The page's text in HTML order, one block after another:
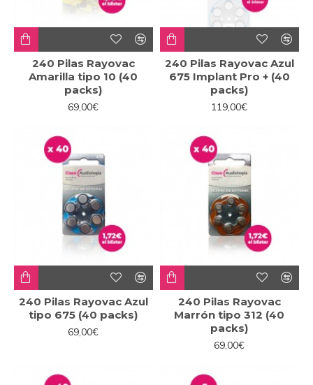
240 Pilas Rayovac
Amarilla tipo 10 (40
packs)
69,00€
240 Pilas Rayovac Azul
675 Implant Pro + (40
packs)
119,00€
240 Pilas Rayovac Azul
tipo 675 (40 packs)
69,00€
240 Pilas Rayovac
Marrón tipo 312 (40
packs)
69,00€